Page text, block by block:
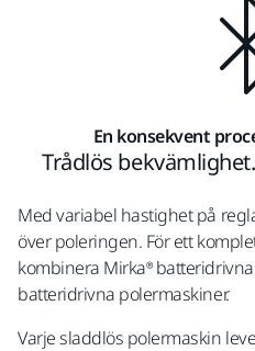
En konsekvent
Trådlös
Med variabel hastighet på
över poleringen. För ett
kombinera Mirka®
batteridrivna polermaskiner.
Varje sladdlös polermaskin